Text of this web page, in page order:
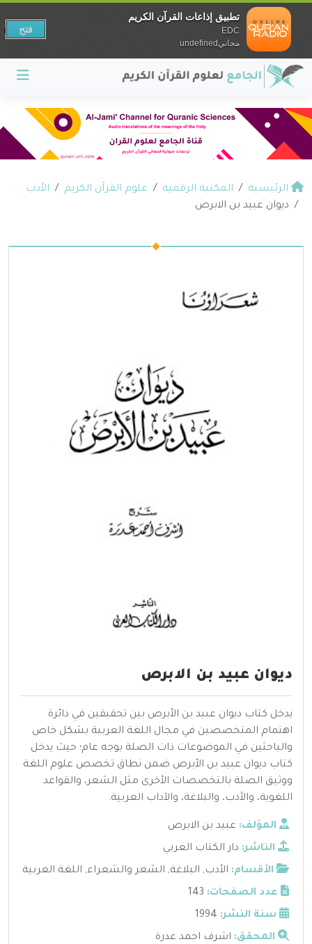
الرئيسية المكتبة الرقمية علوم القرآن الكريم
الأدب
ديوان عبيد بن الابرص
ديوان عبيد بن الابرص
يدخل كتاب ديوان عبيد بن الأبرص بين تحقيقين في دائرة
اهتمام المتخصصين في مجال اللغة العربية بشكل خاص
والباحثين في الموضوعات ذات الصلة بوجه عام؛ حيث يدخل
كتاب ديوان عبيد بن الأبرص ضمن نطاق تخصص علوم اللغة
ووثيق الصلة بالتخصصات الأخرى مثل الشعر، والقواعد
اللغوية، والأدب، والبلاغة، والآداب العربية.
المؤلف: عبيد بن الابرص
الناشر: دار الكتاب العربي
الأقسام: الأدب, البلاغة, الشعر والشعراء, اللغة العربية
عدد الصفحات: 143
سنة النشر: 1994
المحقق: اشرف احمد عدرة
تطبيق إذاعات القرآن الكريم
EDC
مجانيundefined
فتح